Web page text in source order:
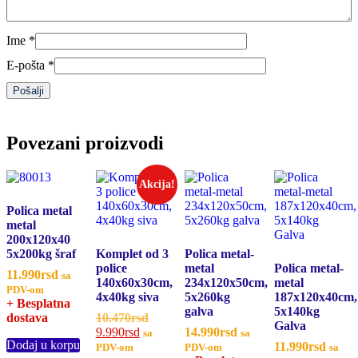
Ime *
E-pošta *
Povezani proizvodi
Polica metal
metal
200x120x40
5x200kg šraf
11.990rsd sa
PDV-om
+ Besplatna
dostava
Dodaj u korpu
Akcija!
Komplet od 3
police
140x60x30cm,
4x40kg siva
10.470rsdOriginalna
cena
9.990rsd Trenutna
sa
PDV-om
Polica metal-
metal
234x120x50cm,
5x260kg
galva
14.990rsd sa
PDV-om
Polica metal-
metal
187x120x40cm,
5x140kg
Galva
11.990rsd sa